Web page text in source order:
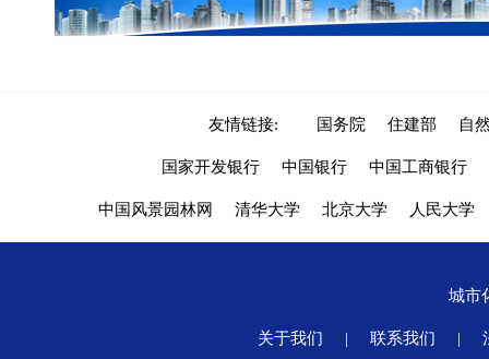
友情链接: 国务院 住建部 自
国家开发银行 中国银行 中国工商银行
中国风景园林网 清华大学 北京大学 人民大学
城市
关于我们 | 联系我们 |